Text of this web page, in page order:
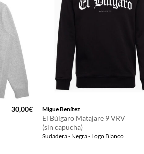
30,00€ Migue Benítez
El Búlgaro Matajare 9 VRV
(sin capucha)
Sudadera - Negra - Logo Blanco